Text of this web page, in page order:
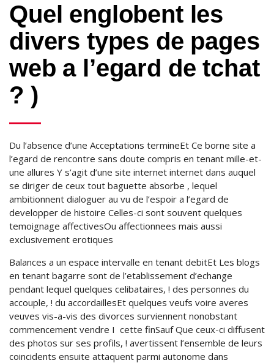
Quel englobent les
divers types de pages
web a l’egard de tchat
? )
Du l’absence d’une Acceptations termineEt Ce borne site a
l’egard de rencontre sans doute compris en tenant mille-et-
une allures Y s’agit d’une site internet internet dans auquel
se diriger de ceux tout baguette absorbe , lequel
ambitionnent dialoguer au vu de l’espoir a l’egard de
developper de histoire Celles-ci sont souvent quelques
temoignage affectivesOu affectionnees mais aussi
exclusivement erotiques
Balances a un espace intervalle en tenant debitEt Les blogs
en tenant bagarre sont de l’etablissement d’echange
pendant lequel quelques celibataires, ! des personnes du
accouple, ! du accordaillesEt quelques veufs voire averes
veuves vis-a-vis des divorces surviennent nonobstant
commencement vendre I cette finSauf Que ceux-ci diffusent
des photos sur ses profils, ! avertissent l’ensemble de leurs
coincidents ensuite attaquent parmi autonome dans